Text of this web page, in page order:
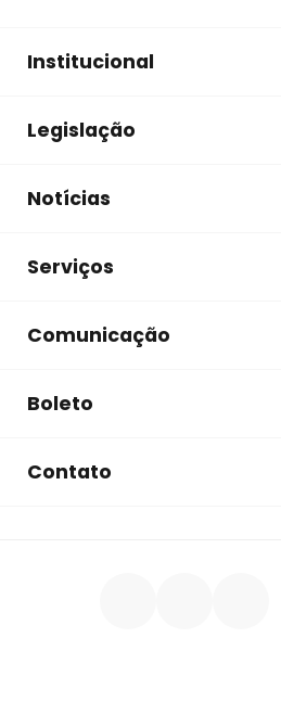
Institucional
Legislação
Notícias
Serviços
Comunicação
Boleto
Contato